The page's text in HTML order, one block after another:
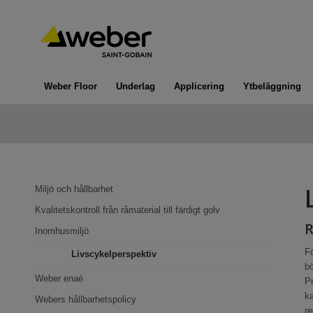
Weber Floor Underlag Applicering Ytbeläggning
Miljö och hållbarhet
Kvalitetskontroll från råmaterial till färdigt golv
Inomhusmiljö
Livscykelperspektiv
Weber enaé
Webers hållbarhetspolicy